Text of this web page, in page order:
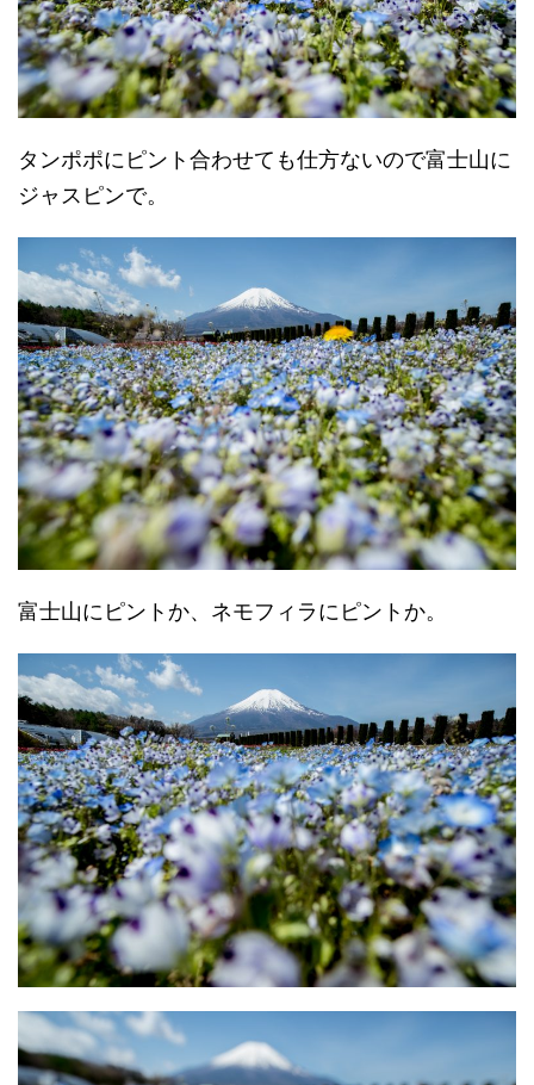
タンポポにピント合わせても仕方ないので富士山に
ジャスピンで。
富士山にピントか、ネモフィラにピントか。